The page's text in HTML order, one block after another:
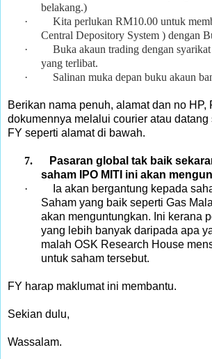
belakang.)
·
Kita perlukan RM10.00 untuk
Central Depository System ) dengan
·
Buka akaun trading dengan
yang terlibat.
·
Salinan muka depan buku akaun
Berikan nama penuh, alamat dan no HP,
dokumennya melalui courier atau
FY seperti alamat di bawah.
7.
Pasaran global tak baik
saham IPO MITI ini akan
·
Ia akan bergantung kepada
Saham yang baik seperti Gas
akan menguntungkan. Ini kerana
yang lebih banyak daripada apa
malah OSK Research House
untuk saham tersebut.
FY harap maklumat ini membantu.
Sekian dulu,
Wassalam.